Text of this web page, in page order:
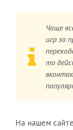
Чаще
игр за
то
На нашем